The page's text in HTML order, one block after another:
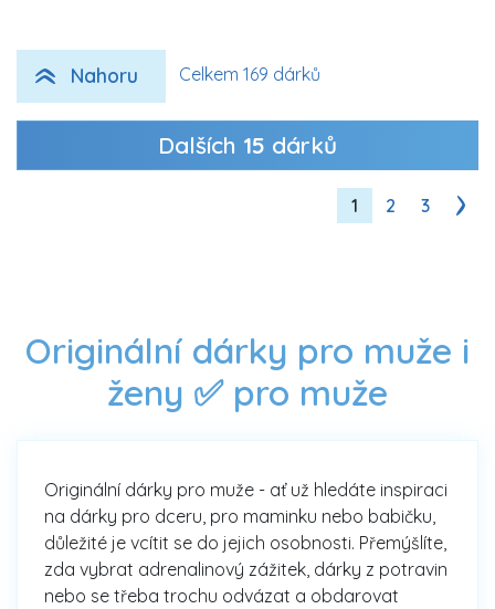
Nahoru Celkem 169 dárků
Dalších 15 dárků
1 2 3
Originální dárky pro muže i
ženy ✅ pro muže
Originální dárky pro muže - ať už hledáte inspiraci
na dárky pro dceru, pro maminku nebo babičku,
důležité je vcítit se do jejich osobnosti. Přemýšlíte,
zda vybrat adrenalinový zážitek, dárky z potravin
nebo se třeba trochu odvázat a obdarovat